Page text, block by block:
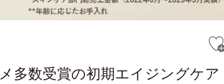
多数受賞の初期エイジングケア